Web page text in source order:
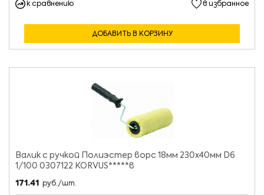
к сравнению в избранное
ДОБАВИТЬ В КОРЗИНУ
Валик с ручкой Полиэстер ворс 18мм 230х40мм D6
1/100 0307122 KORVUS*****в
171.41 руб./шт.